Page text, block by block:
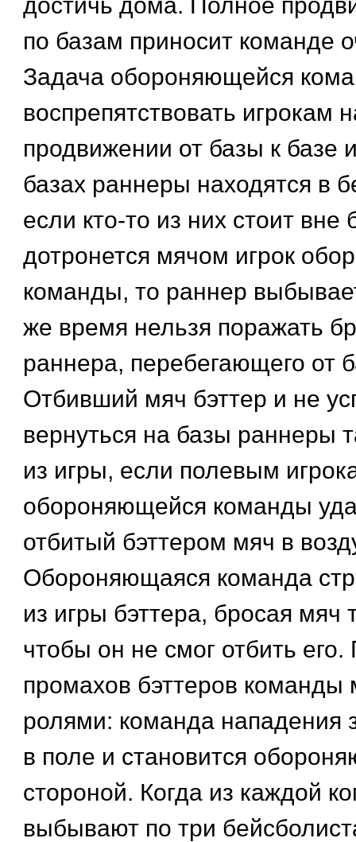
по базам приносит команде
Задача обороняющейся
воспрепятствовать игрокам
продвижении от базы к базе
базах раннеры находятся в
если кто-то из них стоит вне
дотронется мячом игрок
команды, то раннер
же время нельзя поражать
раннера, перебегающего от
Отбивший мяч бэттер и не
вернуться на базы раннеры
из игры, если полевым
обороняющейся команды
отбитый бэттером мяч в
Обороняющаяся команда
из игры бэттера, бросая мяч
чтобы он не смог отбить его.
промахов бэттеров команды
ролями: команда нападения
в поле и становится
стороной. Когда из каждой
выбывают по три